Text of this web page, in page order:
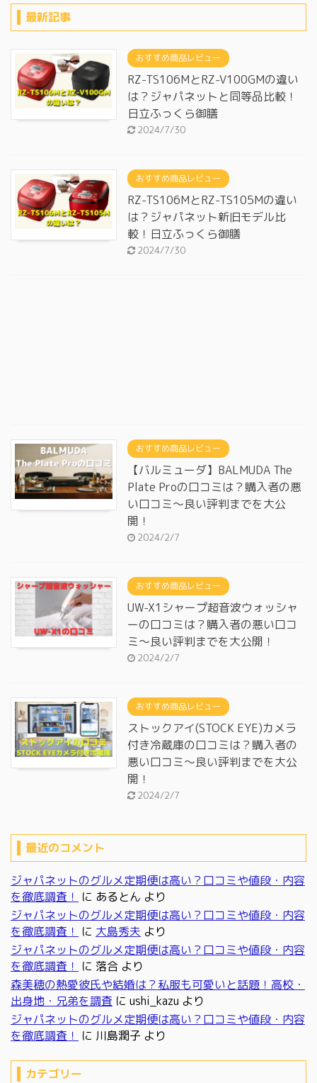
最新記事
おすすめ商品レビュー
RZ-TS106MとRZ-V100GMの違い
は？ジャパネットと同等品比較！
日立ふっくら御膳
2024/7/30
おすすめ商品レビュー
RZ-TS106MとRZ-TS105Mの違い
は？ジャパネット新旧モデル比
較！日立ふっくら御膳
2024/7/30
おすすめ商品レビュー
【バルミューダ】BALMUDA The
Plate Proの口コミは？購入者の悪
い口コミ～良い評判までを大公
開！
2024/2/7
おすすめ商品レビュー
UW-X1シャープ超音波ウォッシャ
ーの口コミは？購入者の悪い口コ
ミ～良い評判までを大公開！
2024/2/7
おすすめ商品レビュー
ストックアイ(STOCK EYE)カメラ
付き冷蔵庫の口コミは？購入者の
悪い口コミ～良い評判までを大公
開！
2024/2/7
最近のコメント
ジャパネットのグルメ定期便は高い？口コミや値段・内容
を徹底調査！ に あるとん より
ジャパネットのグルメ定期便は高い？口コミや値段・内容
を徹底調査！ に 大島秀夫 より
ジャパネットのグルメ定期便は高い？口コミや値段・内容
を徹底調査！ に 落合 より
森美穂の熱愛彼氏や結婚は？私服も可愛いと話題！高校・
出身地・兄弟を調査 に ushi_kazu より
ジャパネットのグルメ定期便は高い？口コミや値段・内容
を徹底調査！ に 川島潤子 より
カテゴリー